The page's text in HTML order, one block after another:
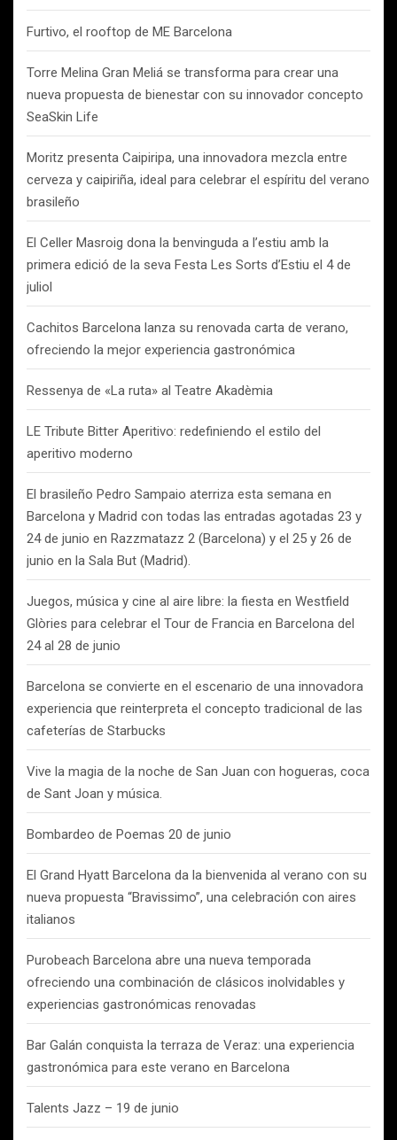
Furtivo, el rooftop de ME Barcelona
Torre Melina Gran Meliá se transforma para crear una
nueva propuesta de bienestar con su innovador concepto
SeaSkin Life
Moritz presenta Caipiripa, una innovadora mezcla entre
cerveza y caipiriña, ideal para celebrar el espíritu del verano
brasileño
El Celler Masroig dona la benvinguda a l’estiu amb la
primera edició de la seva Festa Les Sorts d’Estiu el 4 de
juliol
Cachitos Barcelona lanza su renovada carta de verano,
ofreciendo la mejor experiencia gastronómica
Ressenya de «La ruta» al Teatre Akadèmia
LE Tribute Bitter Aperitivo: redefiniendo el estilo del
aperitivo moderno
El brasileño Pedro Sampaio aterriza esta semana en
Barcelona y Madrid con todas las entradas agotadas 23 y
24 de junio en Razzmatazz 2 (Barcelona) y el 25 y 26 de
junio en la Sala But (Madrid).
Juegos, música y cine al aire libre: la fiesta en Westfield
Glòries para celebrar el Tour de Francia en Barcelona del
24 al 28 de junio
Barcelona se convierte en el escenario de una innovadora
experiencia que reinterpreta el concepto tradicional de las
cafeterías de Starbucks
Vive la magia de la noche de San Juan con hogueras, coca
de Sant Joan y música.
Bombardeo de Poemas 20 de junio
El Grand Hyatt Barcelona da la bienvenida al verano con su
nueva propuesta “Bravissimo”, una celebración con aires
italianos
Purobeach Barcelona abre una nueva temporada
ofreciendo una combinación de clásicos inolvidables y
experiencias gastronómicas renovadas
Bar Galán conquista la terraza de Veraz: una experiencia
gastronómica para este verano en Barcelona
Talents Jazz – 19 de junio